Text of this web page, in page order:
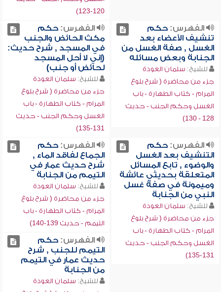
120-123)
الفهرس:حكم
تنشيف الأعضاء بعد
الغسل , صفة الغسل من
الجنابة وبعض مسائله
للشيخ: سلمان العودة
جزء من محاضرة ( شرح بلوغ
المرام - كتاب الطهارة - باب
الغسل وحكم الجنب - حديث
128 - 130)
الفهرس:حكم
مكث الحائض والجنب
في المسجد , شرح حديث:
(إني لا أحل المسجد
لحائض أو جنب)
للشيخ: سلمان العودة
جزء من محاضرة ( شرح بلوغ
المرام - كتاب الطهارة - باب
الغسل وحكم الجنب - حديث
131-135)
الفهرس:حكم
التنشيف بعد الغسل
والوضوء , تابع المسائل
المتعلقة بحديثي عائشة
وميمونة في صفة غسل
النبي من الجنابة
للشيخ: سلمان العودة
جزء من محاضرة ( شرح بلوغ
المرام - كتاب الطهارة - باب
الغسل وحكم الجنب - حديث
131-135)
الفهرس:حكم
الجماع لفاقد الماء ,
شرح حديث عمار في
التيمم من الجنابة
للشيخ: سلمان العودة
جزء من محاضرة ( شرح بلوغ
المرام - كتاب الطهارة - باب
التيمم - حديث 139-140)
الفهرس:حكم
التيمم للجنب , شرح
حديث عمار في التيمم
من الجنابة
للشيخ: سلمان العودة